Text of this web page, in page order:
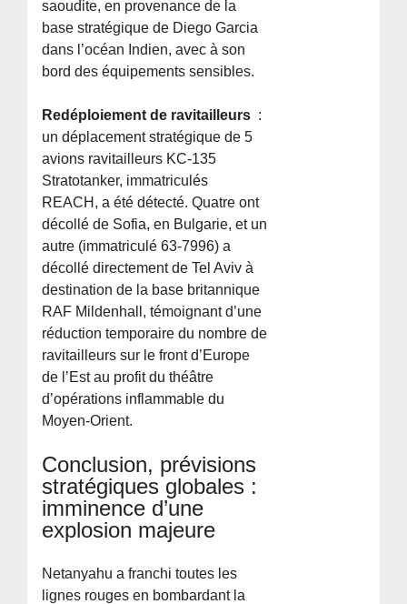
saoudite, en provenance de la
base stratégique de Diego Garcia
dans l’océan Indien, avec à son
bord des équipements sensibles.
Redéploiement de ravitailleurs :
un déplacement stratégique de 5
avions ravitailleurs KC-135
Stratotanker, immatriculés
REACH, a été détecté. Quatre ont
décollé de Sofia, en Bulgarie, et un
autre (immatriculé 63-7996) a
décollé directement de Tel Aviv à
destination de la base britannique
RAF Mildenhall, témoignant d’une
réduction temporaire du nombre de
ravitailleurs sur le front d’Europe
de l’Est au profit du théâtre
d’opérations inflammable du
Moyen-Orient.
Conclusion, prévisions
stratégiques globales :
imminence d’une
explosion majeure
Netanyahu a franchi toutes les
lignes rouges en bombardant la